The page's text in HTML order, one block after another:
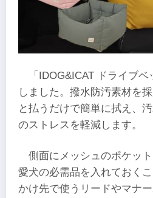
「IDOG&ICAT ドライブ
しました。撥水防汚素材を
と払うだけで簡単に拭え、
のストレスを軽減します。
側面にメッシュのポケッ
愛犬の必需品を入れておく
かけ先で使うリードやマナ